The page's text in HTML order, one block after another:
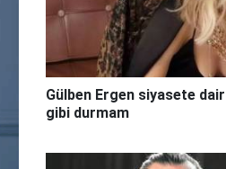
Gülben Ergen siyasete
gibi durmam